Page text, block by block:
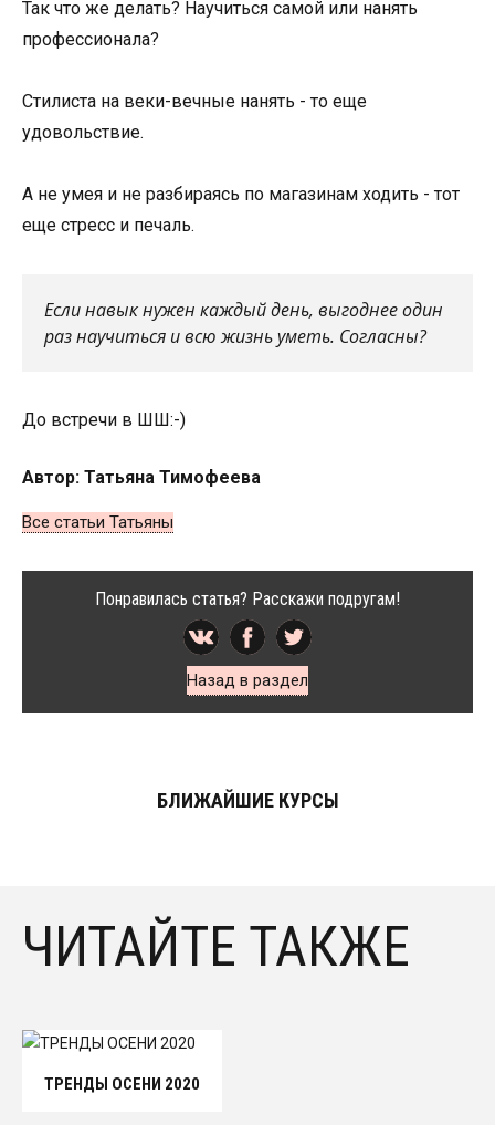
Так что же делать? Научиться самой или нанять
профессионала?
Стилиста на веки-вечные нанять - то еще
удовольствие.
А не умея и не разбираясь по магазинам ходить - тот
еще стресс и печаль.
Если навык нужен каждый день, выгоднее один
раз научиться и всю жизнь уметь. Согласны?
До встречи в ШШ:-)
Автор: Татьяна Тимофеева
Все статьи Татьяны
Понравилась статья? Расскажи подругам!
Назад в раздел
БЛИЖАЙШИЕ КУРСЫ
ЧИТАЙТЕ ТАКЖЕ
ТРЕНДЫ ОСЕНИ 2020